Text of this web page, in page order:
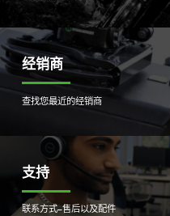
经销商
查找您最近的经销商
支持
联系方式–售后以及配件